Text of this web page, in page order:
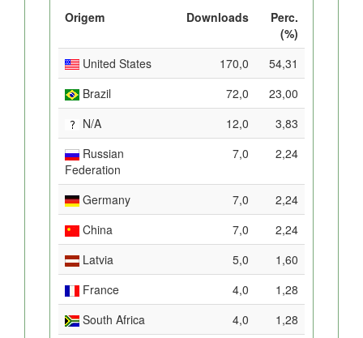
Origem Downloads
Perc.
(%)
United States
170,0
54,31
Brazil
72,0
23,00
N/A
12,0
3,83
Russian
Federation
7,0 2,24
Germany 7,0
2,24
China
7,0
2,24
Latvia
5,0
1,60
France
4,0
1,28
South Africa
4,0
1,28